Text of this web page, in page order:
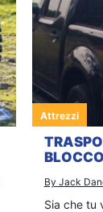
Attrezzi
By Jack
Sia che tu